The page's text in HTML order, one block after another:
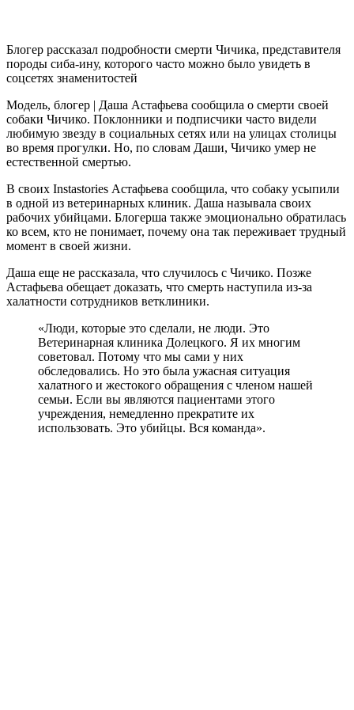
Блогер рассказал подробности смерти Чичика, представителя
породы сиба-ину, которого часто можно было увидеть в
соцсетях знаменитостей
Модель, блогер | Даша Астафьева сообщила о смерти своей
собаки Чичико. Поклонники и подписчики часто видели
любимую звезду в социальных сетях или на улицах столицы
во время прогулки. Но, по словам Даши, Чичико умер не
естественной смертью.
В своих Instastories Астафьева сообщила, что собаку усыпили
в одной из ветеринарных клиник. Даша называла своих
рабочих убийцами. Блогерша также эмоционально обратилась
ко всем, кто не понимает, почему она так переживает трудный
момент в своей жизни.
Даша еще не рассказала, что случилось с Чичико. Позже
Астафьева обещает доказать, что смерть наступила из-за
халатности сотрудников ветклиники.
«Люди, которые это сделали, не люди. Это
Ветеринарная клиника Долецкого. Я их многим
советовал. Потому что мы сами у них
обследовались. Но это была ужасная ситуация
халатного и жестокого обращения с членом нашей
семьи. Если вы являются пациентами этого
учреждения, немедленно прекратите их
использовать. Это убийцы. Вся команда».